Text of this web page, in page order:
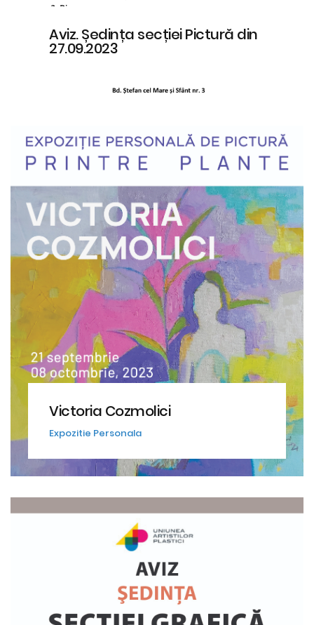
Aviz. Ședința secției Pictură din
27.09.2023
Victoria Cozmolici
Expozitie Personala